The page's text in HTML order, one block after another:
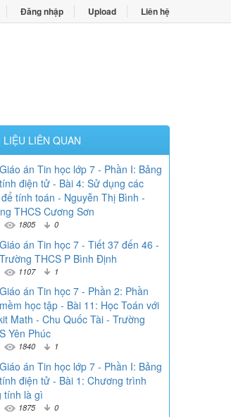
Đăng nhập Upload Liên hệ
LIỆU LIÊN QUAN
Giáo án Tin học lớp 7 - Phần I: Bảng
tính điện tử - Bài 4: Sử dụng các
tính toán - Nguyễn Thị Bình -
THCS Cương Sơn
1805 0
Giáo án Tin học 7 - Tiết 37 đến 46 -
Trường THCS P Bình Định
1107 1
Giáo án Tin học 7 - Phần 2: Phần
mềm học tập - Bài 11: Học Toán với
Math - Chu Quốc Tài - Trường
Yên Phúc
1840 1
Giáo án Tin học lớp 7 - Phần I: Bảng
tính điện tử - Bài 1: Chương trình
tính là gì
1875 0